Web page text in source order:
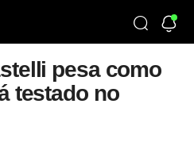
pesa como
testado no